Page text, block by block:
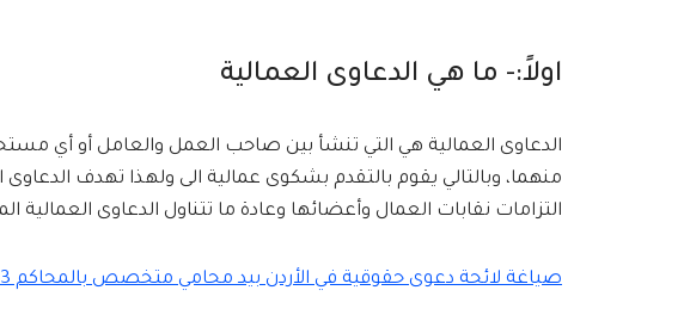
اولاً:- ما هي الدعاوى العمالية
الدعاوى العمالية هي التي تنشأ بين صاحب العمل والعامل أو أي
منهما، وبالتالي يقوم بالتقدم بشكوى عمالية الى ولهذا تهدف
التزامات نقابات العمال وأعضائها وعادة ما تتناول الدعاوى العمالية
صياغة لائحة دعوى حقوقية في الأردن بيد محامي متخصص بالمحاكم 2023